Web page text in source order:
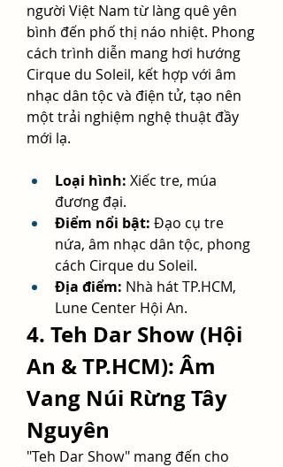
người Việt Nam từ làng quê yên
bình đến phố thị náo nhiệt. Phong
cách trình diễn mang hơi hướng
Cirque du Soleil, kết hợp với âm
nhạc dân tộc và điện tử, tạo nên
một trải nghiệm nghệ thuật đầy
mới lạ.
Loại hình: Xiếc tre, múa
đương đại.
Điểm nổi bật: Đạo cụ tre
nứa, âm nhạc dân tộc, phong
cách Cirque du Soleil.
Địa điểm: Nhà hát TP.HCM,
Lune Center Hội An.
4. Teh Dar Show (Hội
An & TP.HCM): Âm
Vang Núi Rừng Tây
Nguyên
"Teh Dar Show" mang đến cho